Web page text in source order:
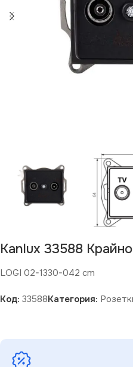
Kanlux 33588
LOGI 02-1330-042 cm
Код: 33588Категория: